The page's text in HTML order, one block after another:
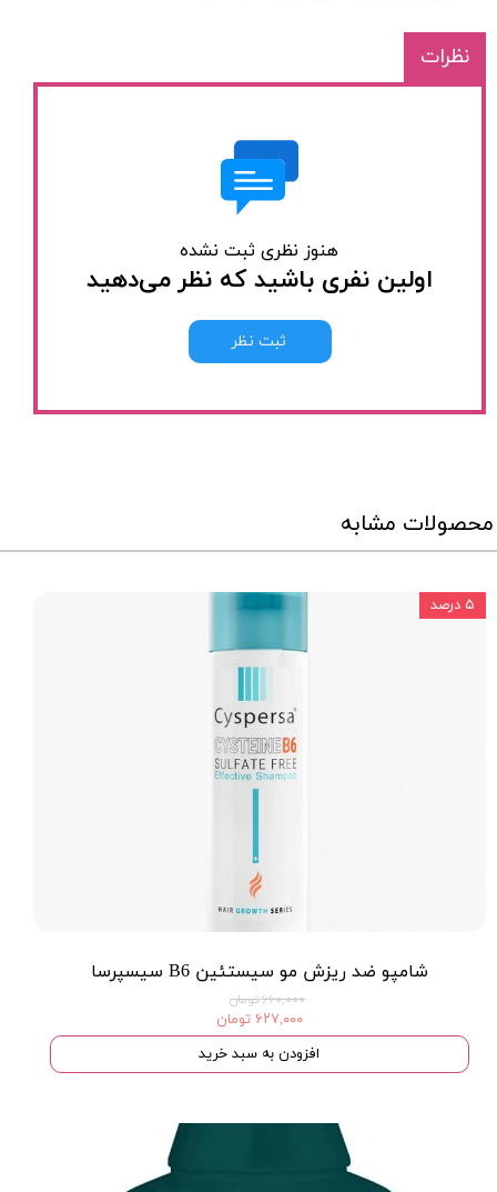
نظرات
هنوز نظری ثبت نشده
اولین نفری باشید که نظر می‌دهید
ثبت نظر
محصولات مشابه
شامپو ضد ریزش مو سیستئین B6 سیسپرسا
۶۶۰,۰۰۰ تومان
۶۲۷,۰۰۰ تومان
افزودن به سبد خرید
۵ درصد